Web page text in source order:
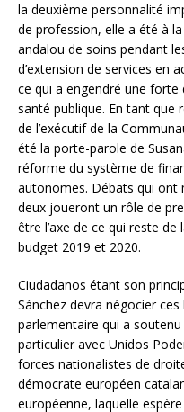
la deuxième personnalité
de profession, elle a été à
andalou de soins pendant
d’extension de services en
ce qui a engendré une
santé publique. En tant que
de l’exécutif de la
été la porte-parole de
réforme du système de
autonomes. Débats qui ont
deux joueront un rôle de
être l’axe de ce qui reste
budget 2019 et 2020.
Ciudadanos étant son
Sánchez devra négocier
parlementaire qui a
particulier avec Unidos
forces nationalistes de
démocrate européen
européenne, laquelle